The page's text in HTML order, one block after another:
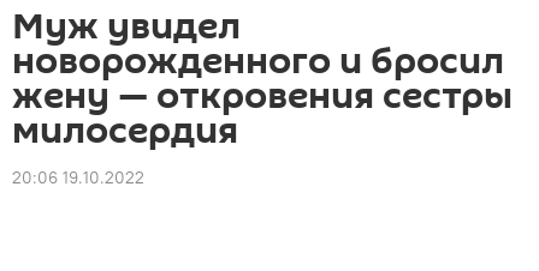
Муж увидел
новорожденного и бросил
жену — откровения сестры
милосердия
20:06 19.10.2022